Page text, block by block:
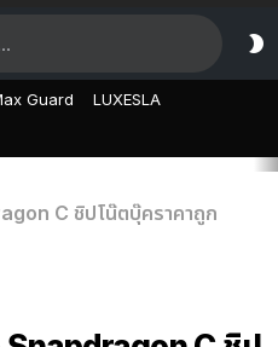
Guard LUXESLA
C ชิปโน๊ตบุ๊คราคาถูก